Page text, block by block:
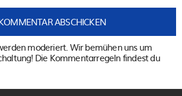
moderiert. Wir bemühen uns um
Die Kommentarregeln findest du